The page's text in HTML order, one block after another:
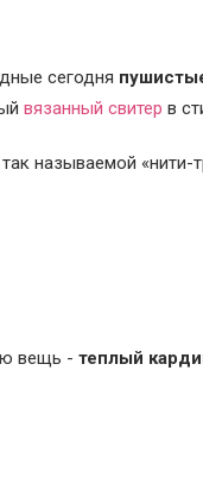
сегодня
вязанный свитер в
называемой «нити-
вещь - теплый